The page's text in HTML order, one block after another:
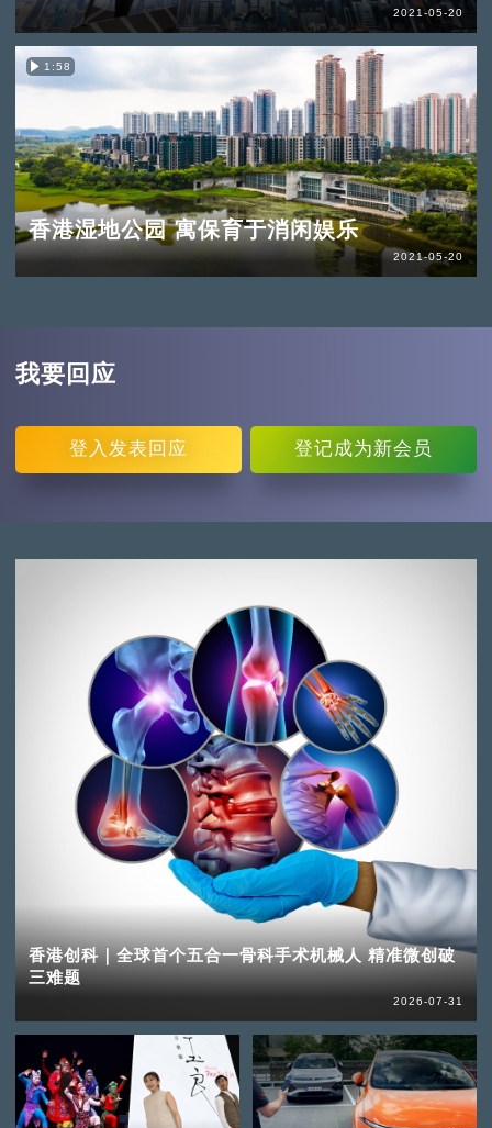
2021-05-20
1:58
香港湿地公园 寓保育于消闲娱乐
2021-05-20
我要回应
登入 发表回应 登记成为新会员
香港创科｜全球首个五合一骨科手术机械人 精准微创破
三难题
2026-07-31